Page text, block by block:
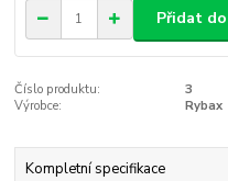
Přidat
Číslo produktu:
3
Výrobce:
Rybax
Kompletní specifikace